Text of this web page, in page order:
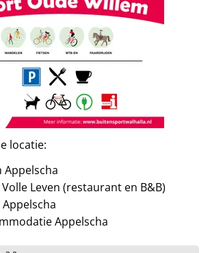
locatie:
Appelscha
Leven (restaurant en B&B)
Appelscha